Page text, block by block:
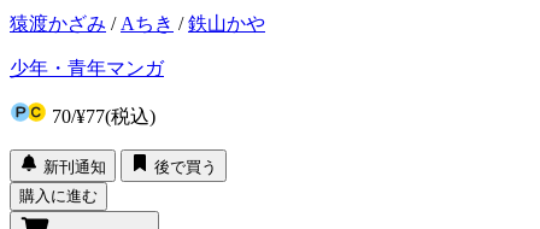
猿渡かざみ / Aちき /鉄山かや
少年・青年マンガ
70/¥77(税込)
新刊通知
後で買う
購入に進む